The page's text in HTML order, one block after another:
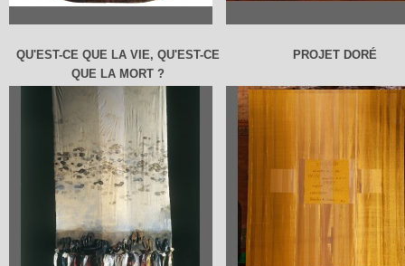
QU'EST-CE QUE LA VIE, QU'EST-CE
QUE LA MORT ?
PROJET DORÉ